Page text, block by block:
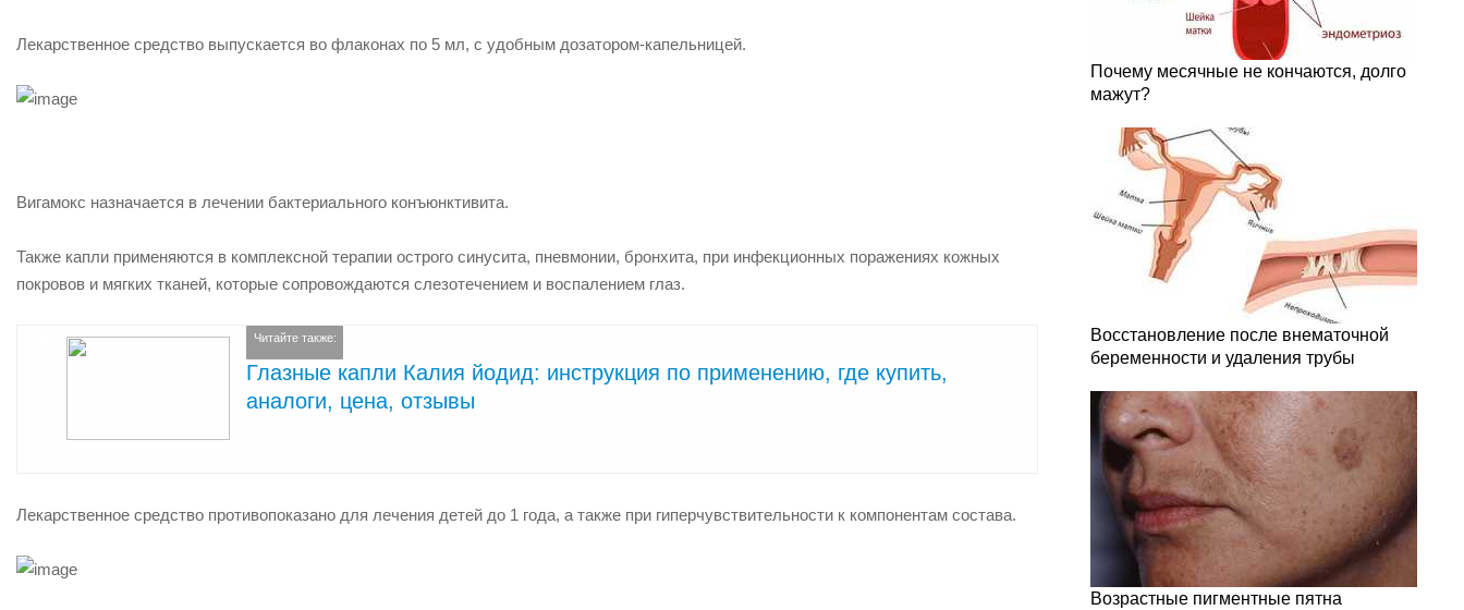
Лекарственное средство выпускается во флаконах по 5 мл, с удобным дозатором-капельницей.
Вигамокс назначается в лечении бактериального конъюнктивита.
Также капли применяются в комплексной терапии острого синусита, пневмонии, бронхита, при инфекционных поражениях кожных
покровов и мягких тканей, которые сопровождаются слезотечением и воспалением глаз.
Читайте также:
Глазные капли Калия йодид: инструкция по применению, где купить,
аналоги, цена, отзывы
Лекарственное средство противопоказано для лечения детей до 1 года, а также при гиперчувствительности к компонентам состава.
Почему месячные не кончаются, долго
мажут?
Восстановление после внематочной
беременности и удаления трубы
Возрастные пигментные пятна